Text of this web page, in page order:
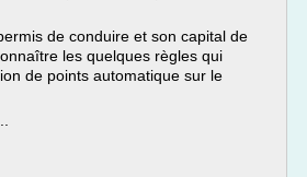
de conduire et son capital de
les quelques règles qui
de points automatique sur le